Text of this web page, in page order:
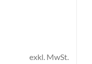
exkl. MwSt.